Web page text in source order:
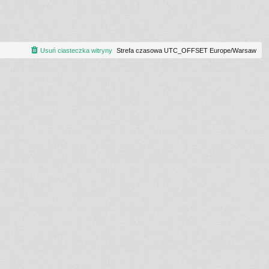
Strefa czasowa UTC_OFFSET Europe/Warsaw
Usuń ciasteczka witryny